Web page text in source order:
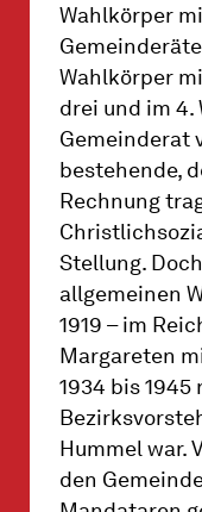
Wahlkörper
Wahlkörper
drei und im
Gemeinderat
bestehende,
Rechnung
Stellung.
allgemeinen
1919 – im
Margareten
1934 bis
Hummel war.
den